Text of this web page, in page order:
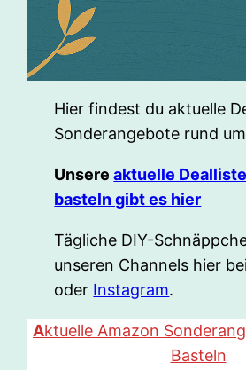
Hier findest du aktuelle
Sonderangebote rund
Unsereaktuelle
basteln gibt es hier
Tägliche DIY-
unseren Channels hier
oder Instagram.
Aktuelle Amazon
Basteln